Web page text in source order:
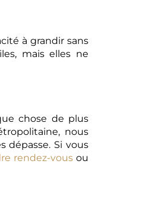
à grandir sans
mais elles ne
chose de plus
nous
dépasse. Si vous
rendez-vous ou